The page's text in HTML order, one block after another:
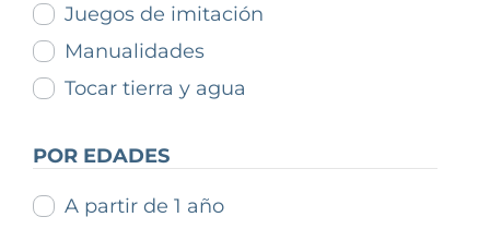
Juegos de imitación
Manualidades
Tocar tierra y agua
POR EDADES
A partir de 1 año